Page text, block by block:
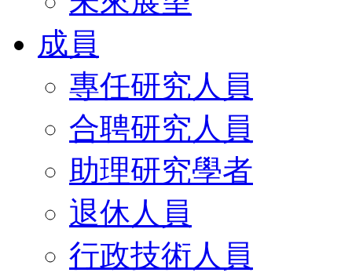
成員
專任研究人員
合聘研究人員
助理研究學者
退休人員
行政技術人員